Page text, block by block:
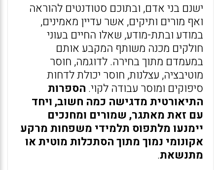
ישנם בני אדם, ובתוכם סטודנטים להוראה
ואף מורים ותיקים, אשר עדיין מאמינים,
במודע ובתת-מודע, שאלו החיים בעוני
חולקים מכנה משותף המקבע אותם
במעמדם מתוך בחירה. לדוגמה, חוסר
מוטיבציה, עצלנות, חוסר יכולת לדחות
סיפוקים ומוסר עבודה לקוי. הספרות
התיאורטית מדגישה כמה חשוב, ויחד
עם זאת מאתגר, שמורים ומחנכים
יימנעו מלתפוס תלמידי משפחות מרקע
אקונומי נמוך מתוך הסתכלות מוטית או
מתנשאת.